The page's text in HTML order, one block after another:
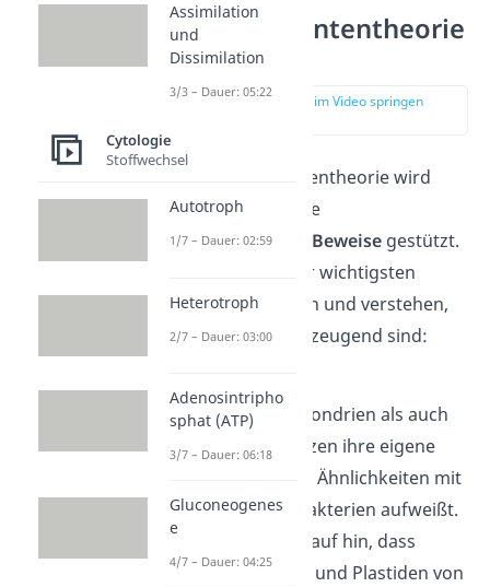
Endosymbiontentheorie
— Beweise
zur Stelle im Video springen
Die Endosymbiontentheorie wird
durch verschiedene
wissenschaftliche Beweise gestützt.
Lass uns einige der wichtigsten
Beweise anschauen und verstehen,
warum sie so überzeugend sind:
Sowohl Mitochondrien als auch
Plastiden besitzen ihre eigene
DNA, die große Ähnlichkeiten mit
der DNA von Bakterien aufweißt.
Das deutet darauf hin, dass
Mitochondrien und Plastiden von
Assimilation
und
Dissimilation
3/3 – Dauer: 05:22
Cytologie
Stoffwechsel
Autotroph
1/7 – Dauer: 02:59
Heterotroph
2/7 – Dauer: 03:00
Adenosintripho
sphat (ATP)
3/7 – Dauer: 06:18
Gluconeogenes
e
4/7 – Dauer: 04:25